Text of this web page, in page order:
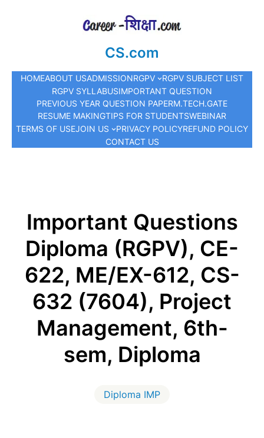
CS.com
HOMEABOUT USADMISSIONRGPV
RGPV SUBJECT LIST
RGPV SYLLABUSIMPORTANT QUESTION
PREVIOUS YEAR QUESTION PAPERM.TECH.GATE
RESUME MAKINGTIPS FOR STUDENTSWEBINAR
TERMS OF USEJOIN US PRIVACY POLICYREFUND POLICY
CONTACT US
Important Questions
Diploma (RGPV), CE-
622, ME/EX-612, CS-
632 (7604), Project
Management, 6th-
sem, Diploma
Diploma IMP